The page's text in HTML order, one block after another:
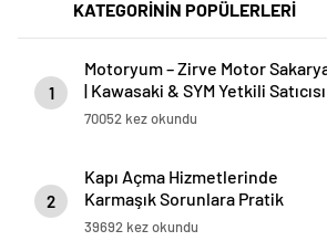
1
| Kawasaki & SYM Yetkili Satıcısı
ve Servisi
70052 kez okundu
2
Karmaşık Sorunlara Pratik
Çözümler
39692 kez okundu